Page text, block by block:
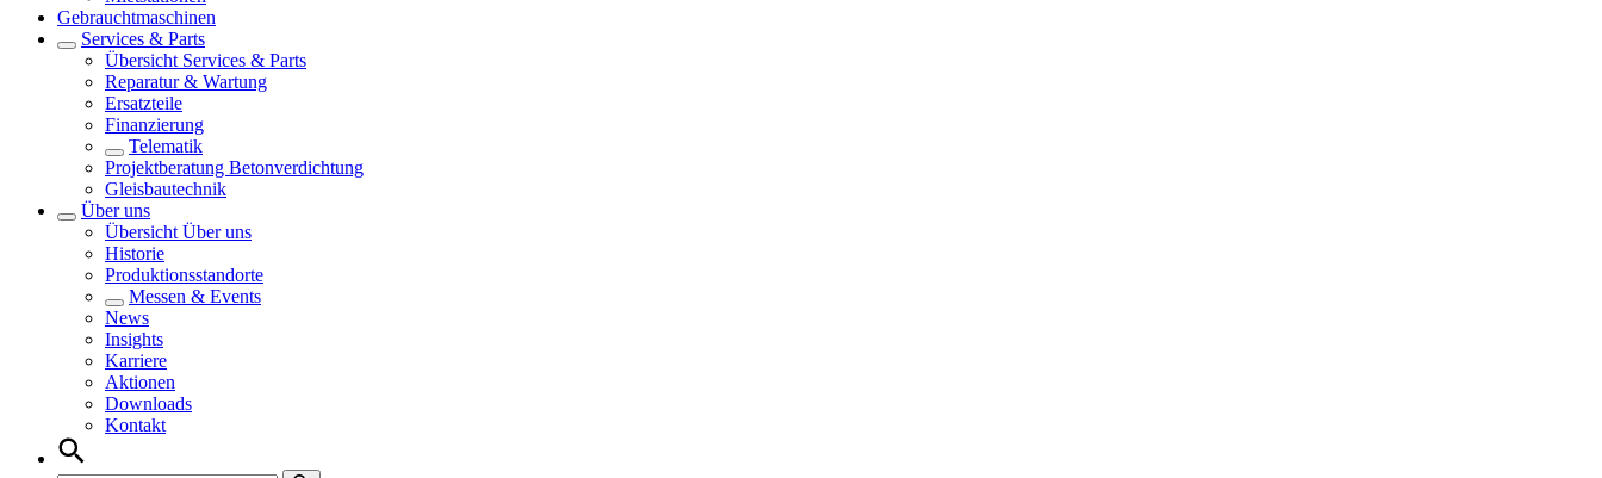
Gebrauchtmaschinen
Services & Parts
Übersicht Services & Parts
Reparatur & Wartung
Ersatzteile
Finanzierung
Telematik
Projektberatung Betonverdichtung
Gleisbautechnik
Über uns
Übersicht Über uns
Historie
Produktionsstandorte
Messen & Events
News
Insights
Karriere
Aktionen
Downloads
Kontakt